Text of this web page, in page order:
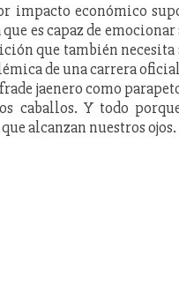
impacto económico
es capaz de
que también necesita
de una carrera
jaenero como
caballos. Y todo
alcanzan nuestros ojos.